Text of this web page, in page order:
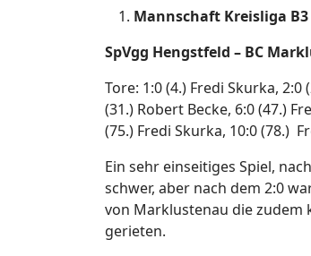
Mannschaft Kreisliga B3
SpVgg Hengstfeld – BC
Tore: 1:0 (4.) Fredi Skurka, 2:0
(31.) Robert Becke, 6:0 (47.)
(75.) Fredi Skurka, 10:0 (78.)
Ein sehr einseitiges Spiel,
schwer, aber nach dem 2:0
von Marklustenau die zudem
gerieten.